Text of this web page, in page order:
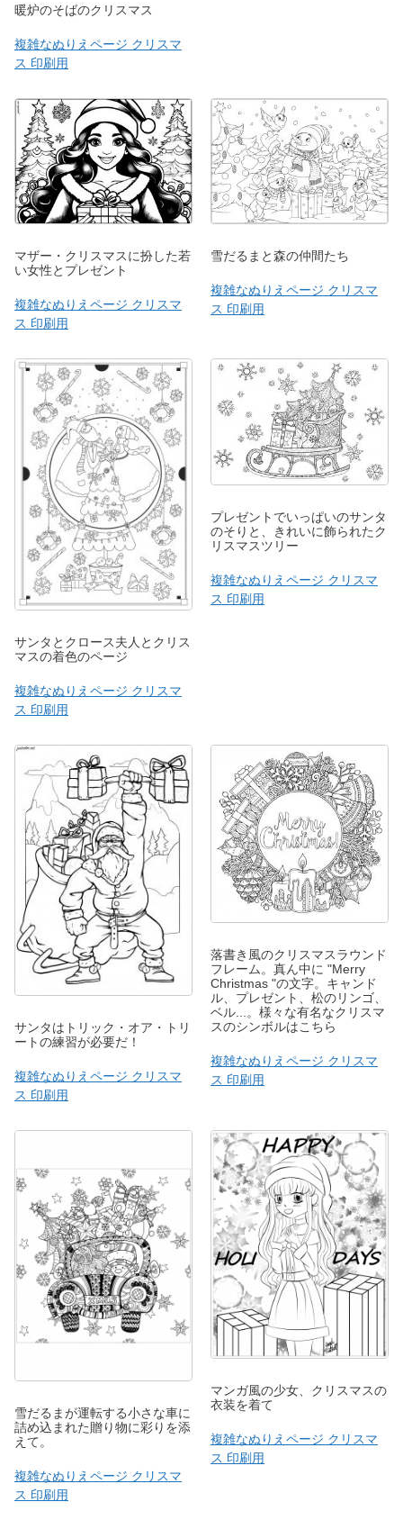
暖炉のそばのクリスマス
複雑なぬりえページ クリスマ
ス 印刷用
マザー・クリスマスに扮した若
い女性とプレゼント
複雑なぬりえページ クリスマ
ス 印刷用
雪だるまと森の仲間たち
複雑なぬりえページ クリスマ
ス 印刷用
サンタとクロース夫人とクリス
マスの着色のページ
複雑なぬりえページ クリスマ
ス 印刷用
プレゼントでいっぱいのサンタ
のそりと、きれいに飾られたク
リスマスツリー
複雑なぬりえページ クリスマ
ス 印刷用
サンタはトリック・オア・トリ
ートの練習が必要だ！
複雑なぬりえページ クリスマ
ス 印刷用
落書き風のクリスマスラウンド
フレーム。真ん中に "Merry
Christmas "の文字。キャンド
ル、プレゼント、松のリンゴ、
ベル...。様々な有名なクリスマ
スのシンボルはこちら
複雑なぬりえページ クリスマ
ス 印刷用
雪だるまが運転する小さな車に
詰め込まれた贈り物に彩りを添
えて。
複雑なぬりえページ クリスマ
ス 印刷用
マンガ風の少女、クリスマスの
衣装を着て
複雑なぬりえページ クリスマ
ス 印刷用